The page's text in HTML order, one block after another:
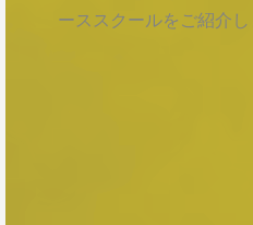
ーススクールをご紹介し